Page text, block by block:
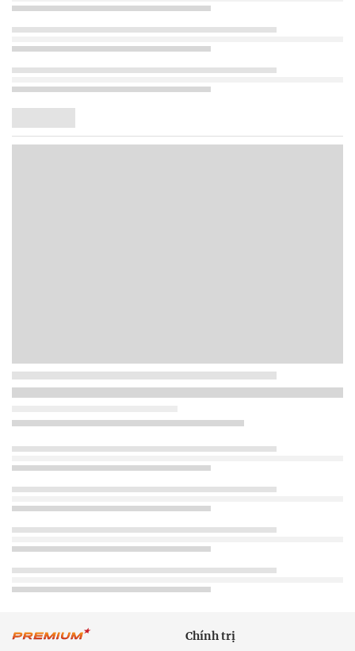
Chính trị